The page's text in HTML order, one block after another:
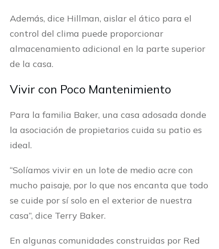
Además, dice Hillman, aislar el ático para el
control del clima puede proporcionar
almacenamiento adicional en la parte superior
de la casa.
Vivir con Poco Mantenimiento
Para la familia Baker, una casa adosada donde
la asociación de propietarios cuida su patio es
ideal.
“Solíamos vivir en un lote de medio acre con
mucho paisaje, por lo que nos encanta que todo
se cuide por sí solo en el exterior de nuestra
casa”, dice Terry Baker.
En algunas comunidades construidas por Red